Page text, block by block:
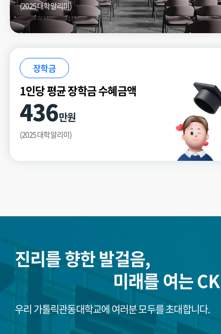
(2025 대학알리미)
장학금
1인당 평균 장학금 수혜금액
436만원
(2025 대학알리미)
진리를 향한 발걸음,
미래를 여는
우리 가톨릭관동대학교에 여러분 모두를 초대합니다.